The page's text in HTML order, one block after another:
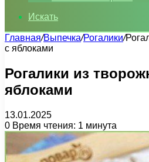
Искать
Главная/Выпечка/Рогалики/
с яблоками
Рогалики из
яблоками
13.01.2025
0 Время чтения: 1 минута